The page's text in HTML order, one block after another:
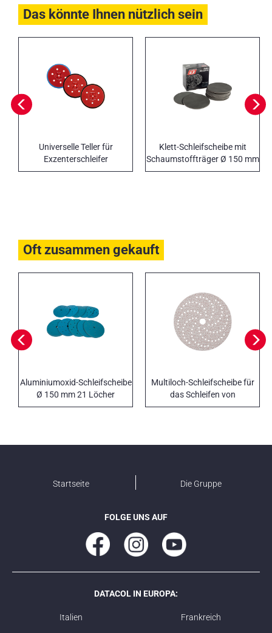
Das könnte Ihnen nützlich sein
Universelle Teller für
Exzenterschleifer
Klett-Schleifscheibe mit
Schaumstoffträger Ø 150 mm
Oft zusammen gekauft
Aluminiumoxid-Schleifscheibe
Ø 150 mm 21 Löcher
Multiloch-Schleifscheibe für
das Schleifen von
Karosserieblechen
Startseite Die Gruppe
FOLGE UNS AUF
DATACOL IN EUROPA:
Italien Frankreich